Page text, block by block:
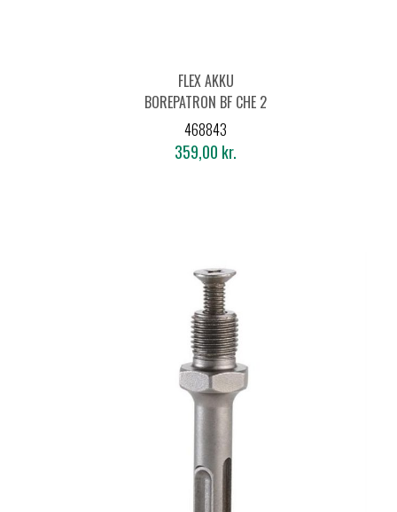
FLEX AKKU
BOREPATRON BF CHE 2
468843
359,00 kr.